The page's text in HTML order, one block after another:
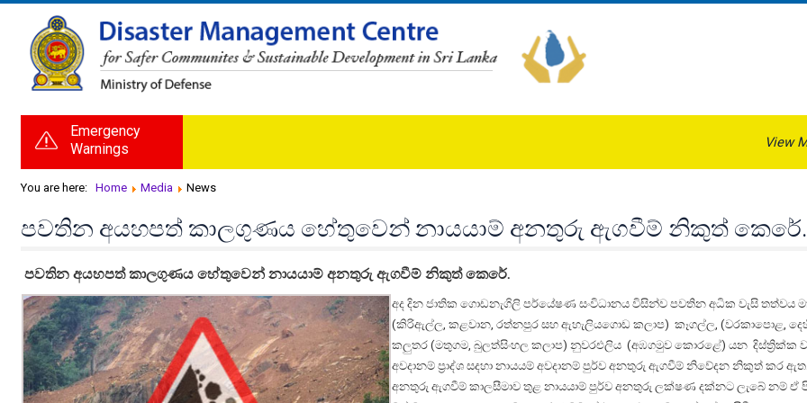
Emergency
Warnings
View
You are here: Home Media News
පවතින අයහපත් කාලගුණය හේතුවෙන් නායයාම් අනතුරු ඇගවීම් නිකුත් කෙරේ.
පවතින අයහපත් කාලගුණය හේතුවෙන් නායයාම් අනතුරු ඇගවීම් නිකුත් කෙරේ.
අද දින ජාතික ගොඩනැගිලි පර්යේෂණ සංවිධානය විසින්ව පවතින අධික වැසි තත්වය
(කිරිඇල්ල, කළවාන, රත්නපුර සහ ඇහැලියගොඩ කලාප) කෑගල්ල, (වරකාපොළ,
කලුතර (මතුගම, බුලත්සිංහල කලාප) නුවරඑලිය (අඹගමුව කොරළේ) යන දිස්ත්‍රික්ක
අවදානම් ප්‍රාද්ශ සදහා නායයම් අවදානම් පුර්ව අනතුරු ඇගවීම් නිවේදන නිකුත් කර
අනතුරු ඇගවීම් කාලසීමාව තුළ නායයාම් පුර්ව අනතුරු ලක්ෂණ දක්නට ලැබේ නම් ඒ
රත්නපුර,
බලංගොඩ
යන
සදහා
නායයාම්
අනතුරු
ඇගවීම්
අද
දින